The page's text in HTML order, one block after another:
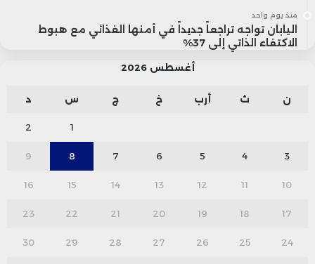
منذ يوم واحد
اليابان تواجه تراجعاً جديداً في أمنها الغذائي مع هبوط
الاكتفاء الذاتي إلى 37%
أغسطس 2026
ن ث أرب خ ج س د
1
2
3
4
5
6
7
8
9
10
11
12
13
14
15
16
17
18
19
20
21
22
23
24
25
26
27
28
29
30